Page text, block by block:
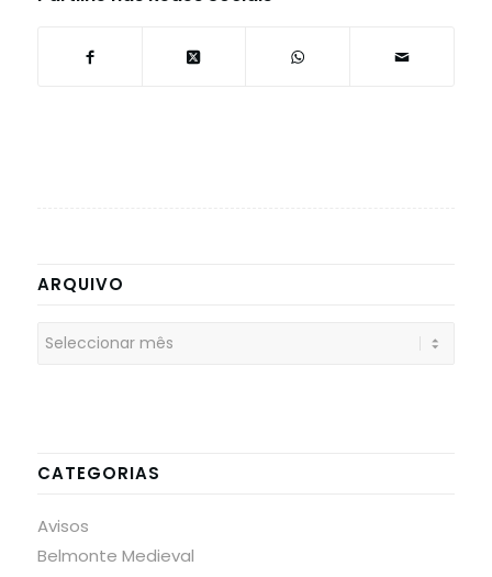
ARQUIVO
CATEGORIAS
Avisos
Belmonte Medieval